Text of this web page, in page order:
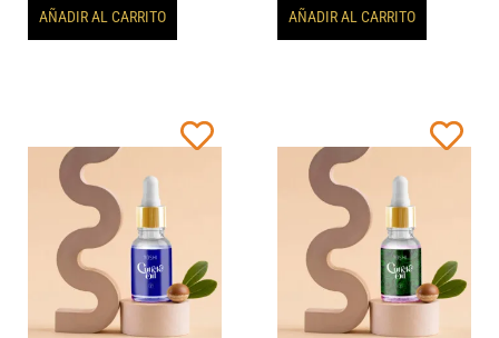
AÑADIR AL CARRITO AÑADIR AL CARRITO